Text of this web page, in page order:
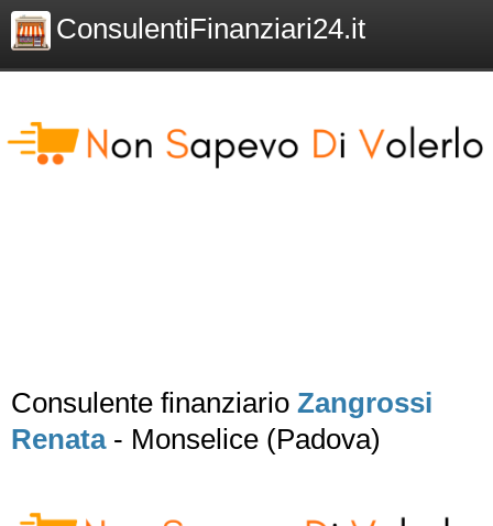
ConsulentiFinanziari24.it
Consulente finanziario Zangrossi
Renata- Monselice (Padova)